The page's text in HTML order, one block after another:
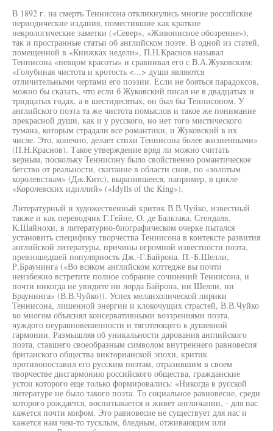
В 1892 г. на смерть Теннисона откликнулись многие российские
периодические издания, поместившие как краткие
некрологические заметки («Север», «Живописное обозрение»),
так и пространные статьи об английском поэте. В одной из статей,
помещенной в «Книжках недели», П.Н.Краснов называл
Теннисона «певцом красоты» и сравнивал его с В.А.Жуковским:
«Голубиная чистота и кротость <...> души являются
отличительными чертами его поэзии. Если не бояться парадоксов,
можно бы сказать, что если б Жуковский писал не в двадцатых и
тридцатых годах, а в шестидесятых, он был бы Теннисоном. У
английского поэта та же чистота помыслов и такое же понимание
прекрасной души, как и у русского, но нет того мистического
тумана, которым страдали все романтики, и Жуковский в их
числе. Это, конечно, делает стихи Теннисона более жизненными»
(П.Н.Краснов). Такое утверждение вряд ли можно считать
верным, поскольку Теннисону было свойственно романтическое
бегство от реальности, скитание в области снов, по «золотым
королевствам» (Дж.Китс), выразившееся, например, в цикле
«Королевских идиллий» («Idylls of the King»).
Литературный и художественный критик В.В.Чуйко, известный
также и как переводчик Г.Гейне, О. де Бальзака, Стендаля,
К.Шайнохи, в литературно-биографическом очерке пытался
установить специфику творчества Теннисона в контексте развития
английской литературы, причины огромной известности поэта,
превзошедшей популярность Дж.-Г.Байрона, П.-Б.Шелли,
Р.Браунинга («Во всяком английском коттедже вы почти
неизбежно встретите полное собрание сочинений Теннисона, и
почти никогда не увидите ни лорда Байрона, ни Шелли, ни
Браунинга» (В.В.Чуйко)). Успех меланхолической лирики
Теннисона, лишенной энергии и клокочущих страстей, В.В.Чуйко
во многом объяснял консервативными воззрениями поэта,
чуждого неуравновешенности и тяготеющего к душевной
гармонии. Размышляя об уникальности дарования английского
поэта, ставшего своеобразным символом внутреннего равновесия
британского общества викторианской эпохи, критик
противопоставил его русским поэтам, отразившим в своем
творчестве дисгармонию российского общества, гражданские
устои которого еще только формировались: «Никогда в русской
литературе не было такого поэта. То социальное равновесие, среди
которого рождается, воспитывается и живет англичанин, - для нас
кажется почти мифом. Это равновесие не существует для нас и
кажется нам чем-то тусклым, бледным, отживающим или